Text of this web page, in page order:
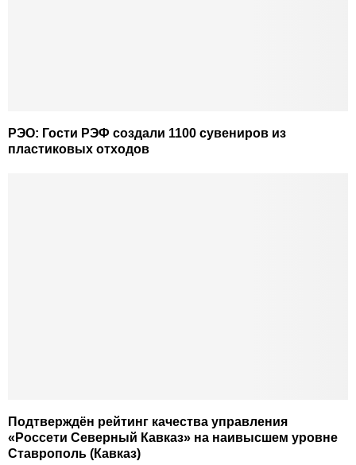
РЭО: Гости РЭФ создали 1100 сувениров из
пластиковых отходов
Подтверждён рейтинг качества управления
«Россети Северный Кавказ» на наивысшем уровне
Ставрополь (Кавказ)